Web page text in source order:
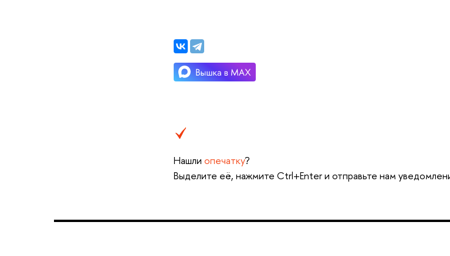
Нашли опечатку?
Выделите её, нажмите Ctrl+Enter и отправьте нам